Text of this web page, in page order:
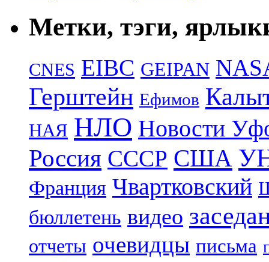
Метки, тэги,
CNES EIBC GEIPAN
Герштейн Ефимов
НАЯ НЛО Новости
Россия СССР США
Франция Чвартковский
бюллетень видео
отчеты очевидцы письма